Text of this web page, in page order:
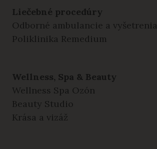
Liečebné procedúry
Odborné ambulancie a vyšetrenia
Poliklinika Remedium
Wellness, Spa & Beauty
Wellness Spa Ozón
Beauty Studio
Krása a vizáž